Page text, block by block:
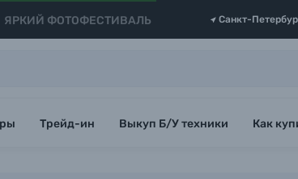
ЯРКИЙ ФОТОФЕСТИВАЛЬ Санкт-
Трейд-ин Выкуп Б/У техники Как